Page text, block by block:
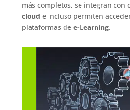
más completos, se integran con
cloud e incluso permiten
plataformas de e-Learning.